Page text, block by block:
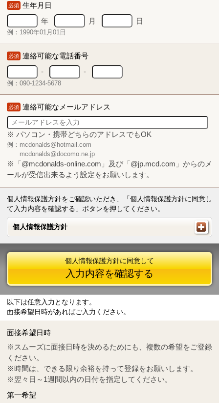
必須 生年月日
年
月 日
例：1990年01月01日
必須 連絡可能な電話番号
-
-
例：090-1234-5678
必須 連絡可能なメールアドレス
※ パソコン・携帯どちらのアドレスでもOK
例：mcdonalds@hotmail.com
mcdonalds@docomo.ne.jp
※「@mcdonalds-online.com」及び「@jp.mcd.com」からのメ
ールが受信出来るよう設定をお願いします。
個人情報保護方針をご確認いただき、「個人情報保護方針に同意し
て入力内容を確認する」ボタンを押してください。
個人情報保護方針
個人情報保護方針
Tel
0570-55-0314
個人情報保護方針に同意して
入力内容を確認する
以下は任意入力となります。
面接希望日時があればご入力ください。
面接希望日時
※スムーズに面接日時を決めるためにも、複数の希望をご登録
ください。
※時間は、できる限り余裕を持って登録をお願いします。
※翌々日～1週間以内の日付を指定してください。
第一希望